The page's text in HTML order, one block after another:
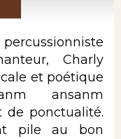
Charly
et poétique
ansanm
de ponctualité.
pile au bon